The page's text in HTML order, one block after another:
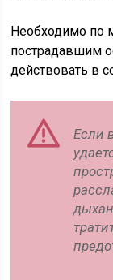
Необходимо по
пострадавшим
действовать в
Если